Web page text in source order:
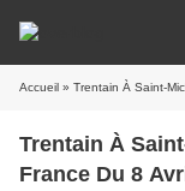
Accueil » Trentain À Saint-
Trentain À
France Du 8